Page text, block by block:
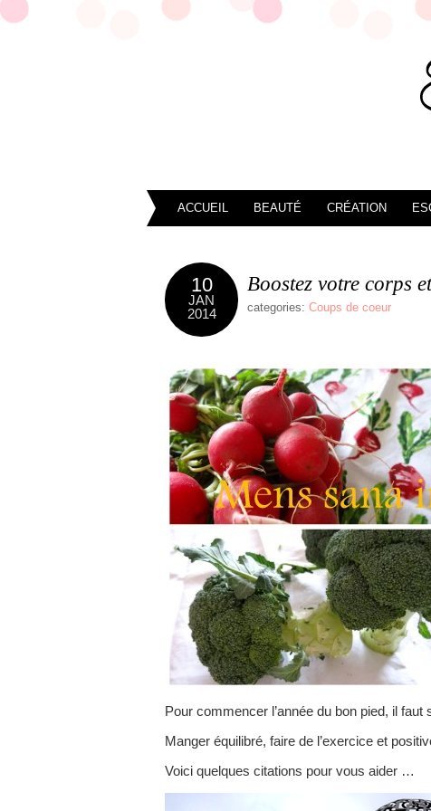
ACCUEIL BEAUTÉ CRÉATION
10
JAN
2014
Boostez votre corps
categories: Coups de coeur
Pour commencer l’année du bon pied, il faut
Manger équilibré, faire de l’exercice et
Voici quelques citations pour vous aider …